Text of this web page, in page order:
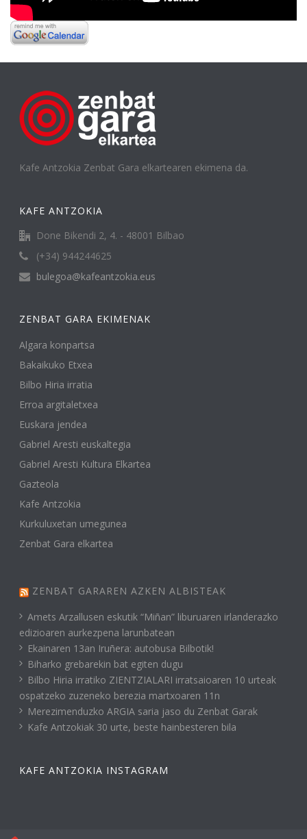
Kafe Antzokia Zenbat Gara elkartearen ekimena da.
KAFE ANTZOKIA
Done Bikendi 2, 4. - 48001 Bilbao
(+34) 944244625
bulegoa@kafeantzokia.eus
ZENBAT GARA EKIMENAK
Algara konpartsa
Bakaikuko Etxea
Bilbo Hiria irratia
Erroa argitaletxea
Euskara jendea
Gabriel Aresti euskaltegia
Gabriel Aresti Kultura Elkartea
Gazteola
Kafe Antzokia
Kurkuluxetan umegunea
Zenbat Gara elkartea
ZENBAT GARAREN AZKEN ALBISTEAK
Amets Arzallusen eskutik “Miñan” liburuaren irlanderazko
edizioaren aurkezpena larunbatean
Ekainaren 13an Iruñera: autobusa Bilbotik!
Biharko grebarekin bat egiten dugu
Bilbo Hiria irratiko ZIENTZIALARI irratsaioaren 10 urteak
ospatzeko zuzeneko berezia martxoaren 11n
Merezimenduzko ARGIA saria jaso du Zenbat Garak
Kafe Antzokiak 30 urte, beste hainbesteren bila
KAFE ANTZOKIA INSTAGRAM